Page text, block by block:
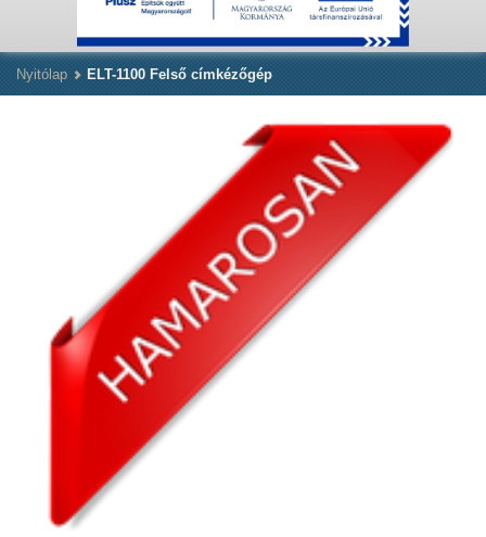
Nyitólap ELT-1100 Felső címkézőgép